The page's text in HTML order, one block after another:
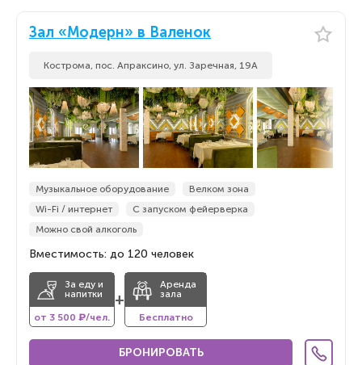
Зал «Модерн» в Валенок
Кострома, пос. Апраксино, ул. Заречная, 19А
Музыкальное оборудование
Велком зона
Wi-Fi / интернет
С запуском фейерверка
Можно свой алкоголь
Вместимость: до 120 человек
За еду и
напитки
от 3 500 ₽/чел.
+
Аренда
зала
Бесплатно
БРОНИРОВАТЬ